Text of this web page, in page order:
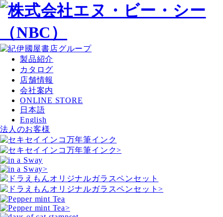
製品紹介
カタログ
店舗情報
会社案内
ONLINE STORE
日本語
English
法人のお客様